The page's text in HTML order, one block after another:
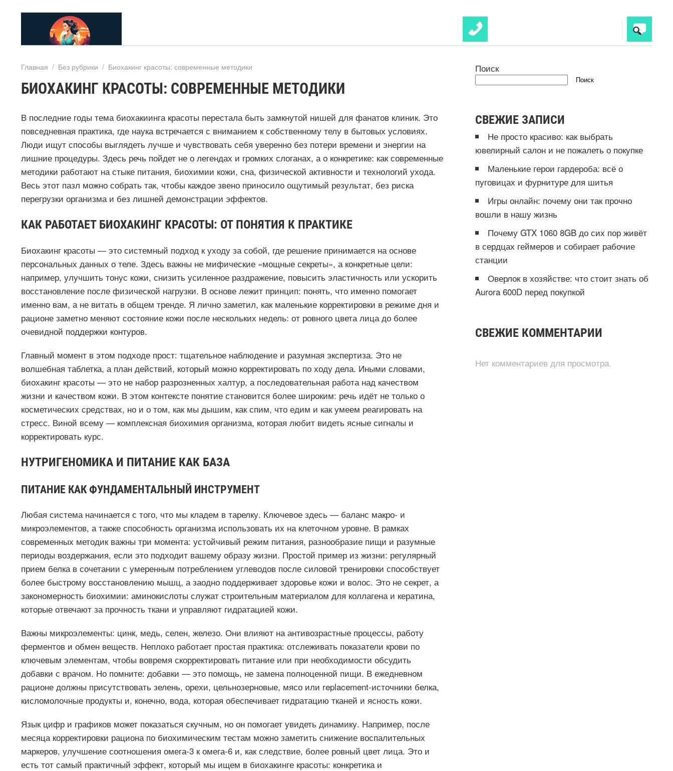
Главная / Без рубрики / Биохакинг красоты: современные методики
БИОХАКИНГ КРАСОТЫ: СОВРЕМЕННЫЕ МЕТОДИКИ
В последние годы тема биохакиинга красоты перестала быть замкнутой нишей для фанатов клиник. Это
повседневная практика, где наука встречается с вниманием к собственному телу в бытовых условиях.
Люди ищут способы выглядеть лучше и чувствовать себя уверенно без потери времени и энергии на
лишние процедуры. Здесь речь пойдет не о легендах и громких слоганах, а о конкретике: как современные
методики работают на стыке питания, биохимии кожи, сна, физической активности и технологий ухода.
Весь этот пазл можно собрать так, чтобы каждое звено приносило ощутимый результат, без риска
перегрузки организма и без лишней демонстрации эффектов.
КАК РАБОТАЕТ БИОХАКИНГ КРАСОТЫ: ОТ ПОНЯТИЯ К ПРАКТИКЕ
Биохакинг красоты — это системный подход к уходу за собой, где решение принимается на основе
персональных данных о теле. Здесь важны не мифические «мощные секреты», а конкретные цели:
например, улучшить тонус кожи, снизить усиленное раздражение, повысить эластичность или ускорить
восстановление после физической нагрузки. В основе лежит принцип: понять, что именно помогает
именно вам, а не витать в общем тренде. Я лично заметил, как маленькие корректировки в режиме дня и
рационе заметно меняют состояние кожи после нескольких недель: от ровного цвета лица до более
очевидной поддержки контуров.
Главный момент в этом подходе прост: тщательное наблюдение и разумная экспертиза. Это не
волшебная таблетка, а план действий, который можно корректировать по ходу дела. Иными словами,
биохакинг красоты — это не набор разрозненных халтур, а последовательная работа над качеством
жизни и качеством кожи. В этом контексте понятие становится более широким: речь идёт не только о
косметических средствах, но и о том, как мы дышим, как спим, что едим и как умеем реагировать на
стресс. Виной всему — комплексная биохимия организма, которая любит видеть ясные сигналы и
корректировать курс.
НУТРИГЕНОМИКА И ПИТАНИЕ КАК БАЗА
ПИТАНИЕ КАК ФУНДАМЕНТАЛЬНЫЙ ИНСТРУМЕНТ
Любая система начинается с того, что мы кладем в тарелку. Ключевое здесь — баланс макро- и
микроэлементов, а также способность организма использовать их на клеточном уровне. В рамках
современных методик важны три момента: устойчивый режим питания, разнообразие пищи и разумные
периоды воздержания, если это подходит вашему образу жизни. Простой пример из жизни: регулярный
прием белка в сочетании с умеренным потреблением углеводов после силовой тренировки способствует
более быстрому восстановлению мышц, а заодно поддерживает здоровье кожи и волос. Это не секрет, а
закономерность биохимии: аминокислоты служат строительным материалом для коллагена и кератина,
которые отвечают за прочность ткани и управляют гидратацией кожи.
Важны микроэлементы: цинк, медь, селен, железо. Они влияют на антивозрастные процессы, работу
ферментов и обмен веществ. Неплохо работает простая практика: отслеживать показатели крови по
ключевым элементам, чтобы вовремя скорректировать питание или при необходимости обсудить
добавки с врачом. Но помните: добавки — это помощь, не замена полноценной пищи. В ежедневном
рационе должны присутствовать зелень, орехи, цельнозерновые, мясо или replacement-источники белка,
кисломолочные продукты и, конечно, вода, которая обеспечивает гидратацию тканей и ясность кожи.
Язык цифр и графиков может показаться скучным, но он помогает увидеть динамику. Например, после
месяца корректировки рациона по биохимическим тестам можно заметить снижение воспалительных
маркеров, улучшение соотношения омега-3 к омега-6 и, как следствие, более ровный цвет лица. Это и
есть тот самый практичный эффект, который мы ищем в биохакинге красоты: конкретика и
Поиск
Поиск
СВЕЖИЕ ЗАПИСИ
Не просто красиво: как выбрать
ювелирный салон и не пожалеть о покупке
Маленькие герои гардероба: всё о
пуговицах и фурнитуре для шитья
Игры онлайн: почему они так прочно
вошли в нашу жизнь
Почему GTX 1060 8GB до сих пор живёт
в сердцах геймеров и собирает рабочие
станции
Оверлок в хозяйстве: что стоит знать об
Aurora 600D перед покупкой
СВЕЖИЕ КОММЕНТАРИИ
Нет комментариев для просмотра.